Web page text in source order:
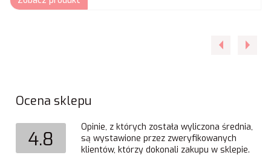
Ocena sklepu
4.8
Opinie, z których została wyliczona średnia,
są wystawione przez zweryfikowanych
klientów, którzy dokonali zakupu w sklepie.